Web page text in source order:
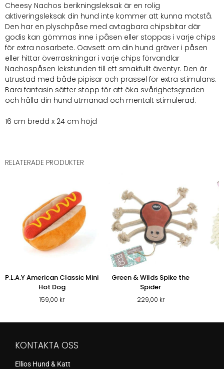
Cheesy Nachos berikningsleksak är en rolig
aktiveringsleksak din hund inte kommer att kunna motstå.
Den har en plyschpåse med avtagbara chipsbitar där
godis kan gömmas inne i påsen eller stoppas i varje chips
för extra nosarbete. Oavsett om din hund gräver i påsen
eller hittar överraskningar i varje chips förvandlar
Nachospåsen lekstunden till ett smakfullt äventyr. Den är
utrustad med både pipisar och prassel för extra stimulans.
Bara fantasin sätter stopp för att öka svårighetsgraden
och hålla din hund utmanad och mentalt stimulerad.
16 cm bredd x 24 cm höjd
RELATERADE PRODUKTER
P.L.A.Y American Classic Mini
Hot Dog
159,00 kr
Green & Wilds Spike the
Spider
229,00 kr
KONTAKTA OSS
Ellios Hund & Katt